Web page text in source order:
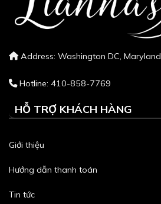
Address: Washington DC, Maryland
Hotline: 410-858-7769
HỖ TRỢ KHÁCH HÀNG
Giới thiệu
Hướng dẫn thanh toán
Tin tức